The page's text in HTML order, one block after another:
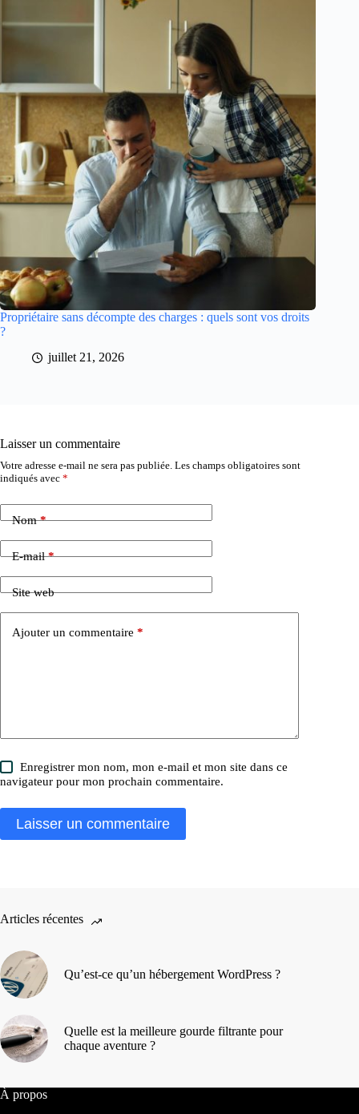
Propriétaire sans décompte des charges : quels sont vos droits
?
juillet 21, 2026
Laisser un commentaire
Votre adresse e-mail ne sera pas publiée. Les champs obligatoires sont
indiqués avec *
Nom*
E-mail*
Site web
Ajouter un commentaire *
Enregistrer mon nom, mon e-mail et mon site dans ce
navigateur pour mon prochain commentaire.
Laisser un commentaire
Articles récentes
Qu’est-ce qu’un hébergement WordPress ?
Quelle est la meilleure gourde filtrante pour
chaque aventure ?
À propos